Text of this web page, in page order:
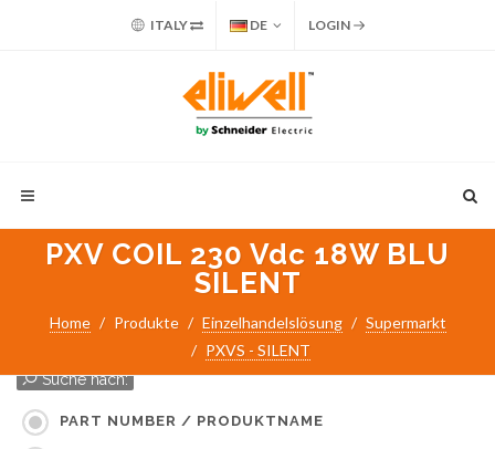
ITALY DE LOGIN
PXV COIL 230 Vdc 18W BLU
SILENT
Home Produkte Einzelhandelslösung
Supermarkt
PXVS - SILENT
Suche nach:
PART NUMBER / PRODUKTNAME